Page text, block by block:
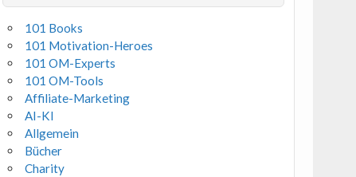
101 Books
101 Motivation-Heroes
101 OM-Experts
101 OM-Tools
Affiliate-Marketing
AI-KI
Allgemein
Bücher
Charity